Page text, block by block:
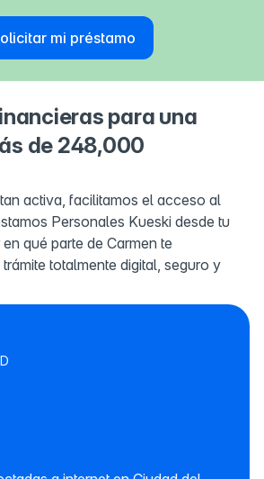
mi préstamo
para una
de 248,000
activa, facilitamos el acceso al
Personales Kueski desde tu
qué parte de Carmen te
totalmente digital, seguro y